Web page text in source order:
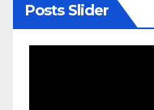
Posts Slider